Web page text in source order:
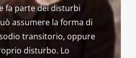
fa parte dei disturbi
assumere la forma di
transitorio, oppure
disturbo. Lo